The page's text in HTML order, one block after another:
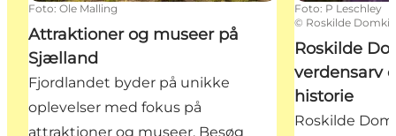
Foto: Ole Malling
Attraktioner og museer på
Sjælland
Fjordlandet byder på unikke
oplevelser med fokus på
attraktioner og museer. Besøg
Foto: P Leschley
© Roskilde
Roskilde
verdensarv
historie
Roskilde